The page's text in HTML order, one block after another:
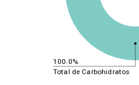
100.0%
Total de Carbohidratos